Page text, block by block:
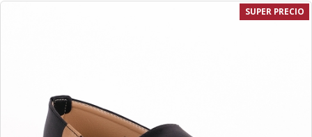
SUPER PRECIO